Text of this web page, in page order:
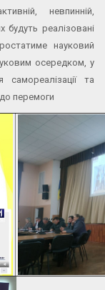
невпинній,
будуть реалізовані
науковий
осередком, у
та
перемоги